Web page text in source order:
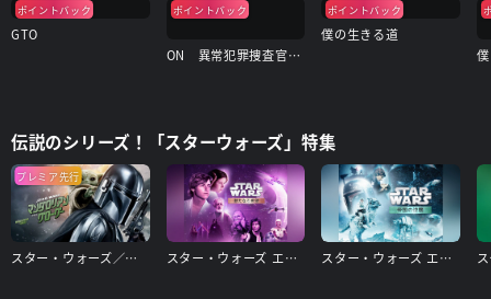
ポイントバック
GTO
ポイントバック
ON 異常犯罪捜査官・藤堂比奈子
ポイントバック
僕の生きる道
伝説のシリーズ！「スターウォーズ」特集
プレミア先行
スター・ウォーズ／マンダロリアン・アンド・グローグー スター・ウォーズ エピソード4/新たなる希望 スター・ウォーズ エピソード5/帝国の逆襲